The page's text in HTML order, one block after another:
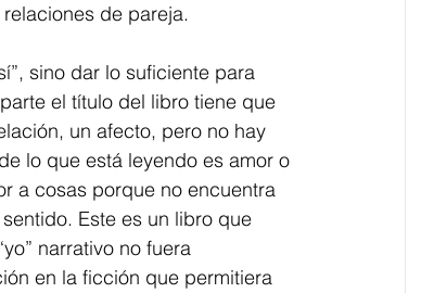
de pareja.
sino dar lo suficiente para
el título del libro tiene que
un afecto, pero no hay
lo que está leyendo es amor o
a cosas porque no encuentra
Este es un libro que
narrativo no fuera
en la ficción que permitiera